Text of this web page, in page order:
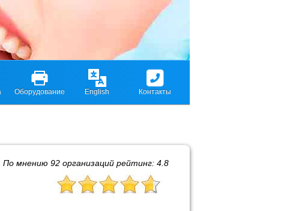
Оборудование English Контакты
По мнению 92 организаций рейтинг: 4.8